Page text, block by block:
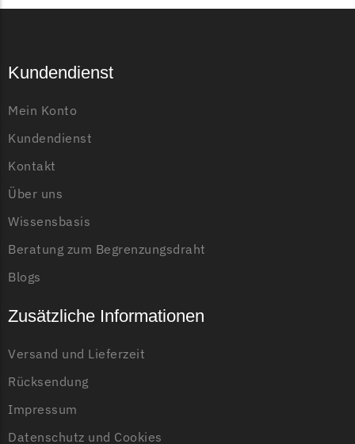
Greenworks Messer
Grouw
Grouw Messer
Begrenzungsdraht
Güde
Güde Messer
Honda
Begrenzungsdraht
Kress
Kress Messer
LandXcape
Anzahl der Messer
Material
Kundendienst
Mein Konto
Kundendienst
Kontakt
Über uns
Wissensbasis
Beratung zum Begrenzungsdraht
Blogs
Zusätzliche Informationen
Versand und Lieferzeit
Rücksendung
Impressum
Datenschutz und Cookies